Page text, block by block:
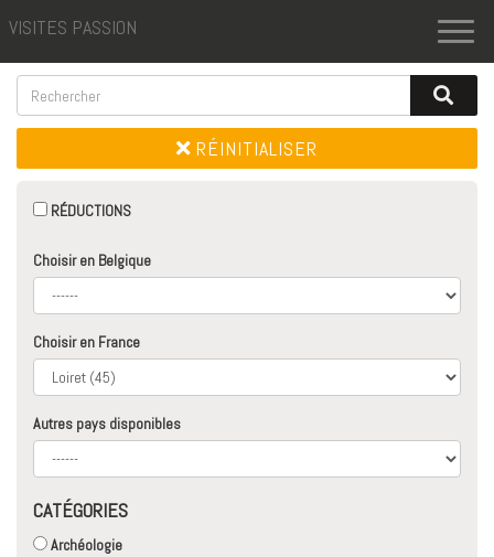
VISITES PASSION
RÉINITIALISER
RÉDUCTIONS
Choisir en Belgique
Choisir en France
Autres pays disponibles
CATÉGORIES
Archéologie